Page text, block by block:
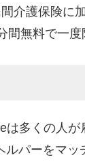
介護保険に
無料で一度
多くの人が
パーをマ